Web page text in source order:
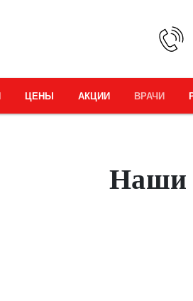
ЦЕНЫ АКЦИИ ВРАЧИ
Наши